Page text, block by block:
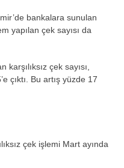
bankalara sunulan
yapılan çek sayısı da
çek sayısı,
çıktı. Bu artış yüzde 17
çek işlemi Mart ayında